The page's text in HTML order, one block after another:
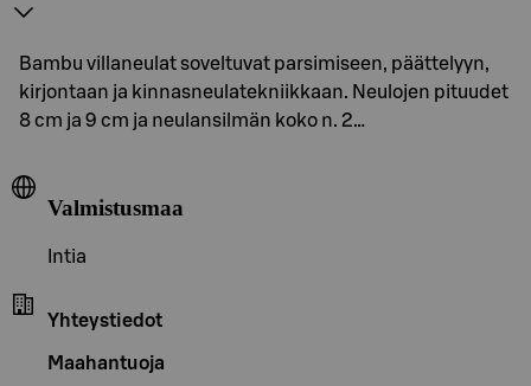
Bambu villaneulat soveltuvat parsimiseen, päättelyyn,
kirjontaan ja kinnasneulatekniikkaan. Neulojen pituudet
8 cm ja 9 cm ja neulansilmän koko n. 2…
Valmistusmaa
Intia
Yhteystiedot
Maahantuoja